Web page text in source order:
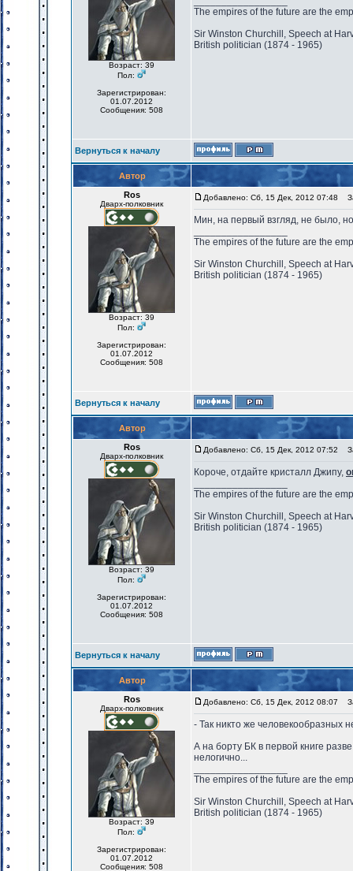
Возраст: 39
Пол:
Зарегистрирован:
01.07.2012
Сообщения: 508
The empires of the future are the
Sir Winston Churchill, Speech at
British politician (1874 - 1965)
Вернуться к началу
Автор
Ros
Дварх-полковник
Возраст: 39
Пол:
Зарегистрирован:
01.07.2012
Сообщения: 508
Добавлено: Сб, 15 Дек, 2012 07:48
Мин, на первый взгляд, не было,
The empires of the future are the
Sir Winston Churchill, Speech at
British politician (1874 - 1965)
Вернуться к началу
Автор
Ros
Дварх-полковник
Возраст: 39
Пол:
Зарегистрирован:
01.07.2012
Сообщения: 508
Добавлено: Сб, 15 Дек, 2012 07:52
Короче, отдайте кристалл Джипу,
The empires of the future are the
Sir Winston Churchill, Speech at
British politician (1874 - 1965)
Вернуться к началу
Автор
Ros
Дварх-полковник
Возраст: 39
Пол:
Зарегистрирован:
01.07.2012
Сообщения: 508
Добавлено: Сб, 15 Дек, 2012 08:07
- Так никто же человекообразных
А на борту БК в первой книге
нелогично...
The empires of the future are the
Sir Winston Churchill, Speech at
British politician (1874 - 1965)